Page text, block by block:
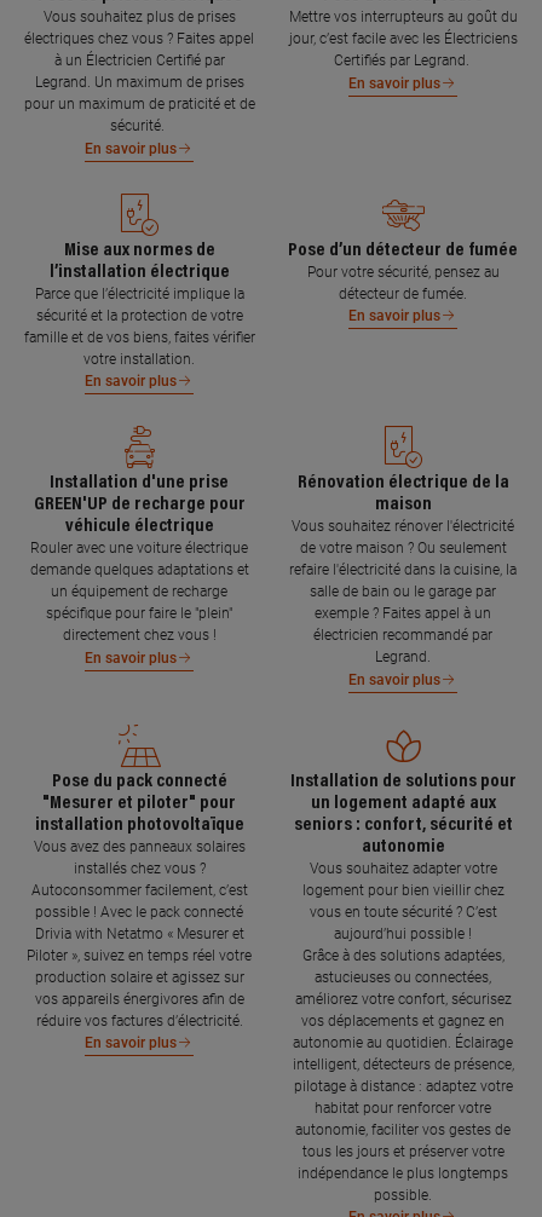
Vous souhaitez plus de prises
électriques chez vous ? Faites appel
à un Électricien Certifié par
Legrand. Un maximum de prises
pour un maximum de praticité et de
sécurité.
En savoir plus
Mettre vos interrupteurs au goût du
jour, c’est facile avec les Électriciens
Certifiés par Legrand.
En savoir plus
Mise aux normes de
l’installation électrique
Parce que l’électricité implique la
sécurité et la protection de votre
famille et de vos biens, faites vérifier
votre installation.
En savoir plus
Pose d’un détecteur de fumée
Pour votre sécurité, pensez au
détecteur de fumée.
En savoir plus
Installation d'une prise
GREEN'UP de recharge pour
véhicule électrique
Rouler avec une voiture électrique
demande quelques adaptations et
un équipement de recharge
spécifique pour faire le "plein"
directement chez vous !
En savoir plus
Rénovation électrique de la
maison
Vous souhaitez rénover l'électricité
de votre maison ? Ou seulement
refaire l'électricité dans la cuisine, la
salle de bain ou le garage par
exemple ? Faites appel à un
électricien recommandé par
Legrand.
En savoir plus
Pose du pack connecté
"Mesurer et piloter" pour
installation photovoltaïque
Vous avez des panneaux solaires
installés chez vous ?
Autoconsommer facilement, c’est
possible ! Avec le pack connecté
Drivia with Netatmo « Mesurer et
Piloter », suivez en temps réel votre
production solaire et agissez sur
vos appareils énergivores afin de
réduire vos factures d’électricité.
En savoir plus
Installation de solutions pour
un logement adapté aux
seniors : confort, sécurité et
autonomie
Vous souhaitez adapter votre
logement pour bien vieillir chez
vous en toute sécurité ? C’est
aujourd’hui possible !
Grâce à des solutions adaptées,
astucieuses ou connectées,
améliorez votre confort, sécurisez
vos déplacements et gagnez en
autonomie au quotidien. Éclairage
intelligent, détecteurs de présence,
pilotage à distance : adaptez votre
habitat pour renforcer votre
autonomie, faciliter vos gestes de
tous les jours et préserver votre
indépendance le plus longtemps
possible.